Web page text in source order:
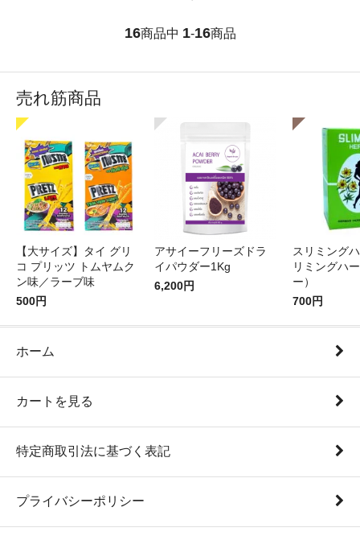
16商品中 1-16商品
売れ筋商品
【大サイズ】タイ グリ
コ プリッツ トムヤムク
ン味／ラーブ味
500円
アサイーフリーズドラ
イパウダー1Kg
6,200円
スリミング
リミングハ
ー）
700円
ホーム
カートを見る
特定商取引法に基づく表記
プライバシーポリシー